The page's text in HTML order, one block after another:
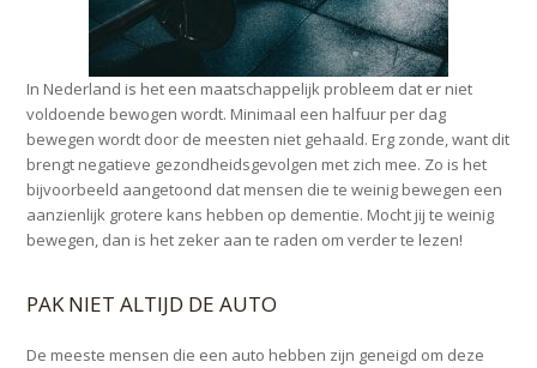
In Nederland is het een maatschappelijk probleem dat er niet
voldoende bewogen wordt. Minimaal een halfuur per dag
bewegen wordt door de meesten niet gehaald. Erg zonde, want dit
brengt negatieve gezondheidsgevolgen met zich mee. Zo is het
bijvoorbeeld aangetoond dat mensen die te weinig bewegen een
aanzienlijk grotere kans hebben op dementie. Mocht jij te weinig
bewegen, dan is het zeker aan te raden om verder te lezen!
PAK NIET ALTIJD DE AUTO
De meeste mensen die een auto hebben zijn geneigd om deze